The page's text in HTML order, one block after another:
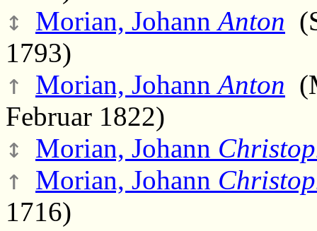
↕ Morian, JohannAnton
1793)
↑ Morian, JohannAnton
Februar 1822)
↕ Morian, Johann
↑ Morian, Johann
1716)